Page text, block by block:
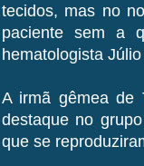
tecidos, mas no
paciente sem a
hematologista
A irmã gêmea de
destaque no
que se